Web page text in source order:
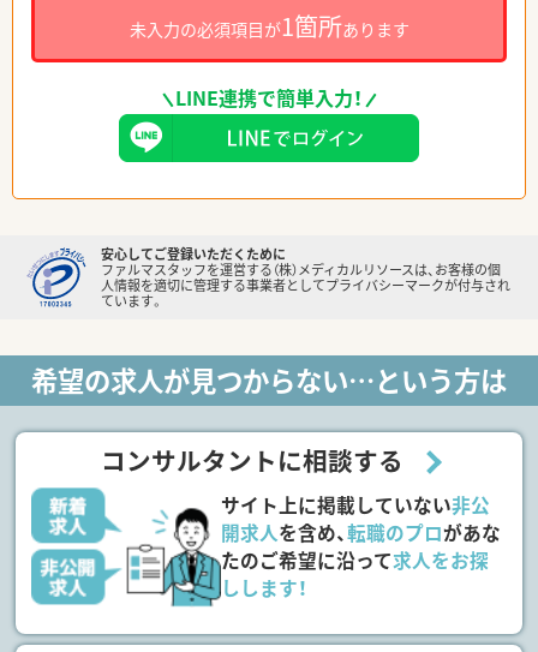
未入力の必須項目が1箇所あります
LINE連携で簡単入力！
安心してご登録いただくために
ファルマスタッフを運営する（株）メディカルリソースは、お客様の個
人情報を適切に管理する事業者としてプライバシーマークが付与され
ています。
希望の求人が見つからない…という方は
コンサルタントに相談する
サイト上に掲載していない非公
開求人を含め、転職のプロがあな
たのご希望に沿って求人をお探
しします！